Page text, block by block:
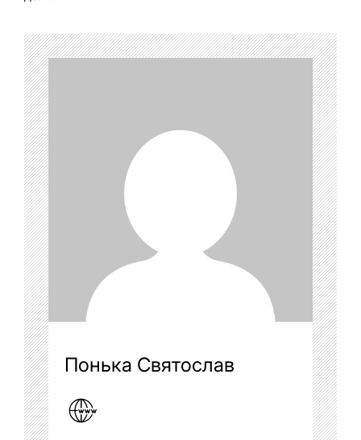
Понька Святослав